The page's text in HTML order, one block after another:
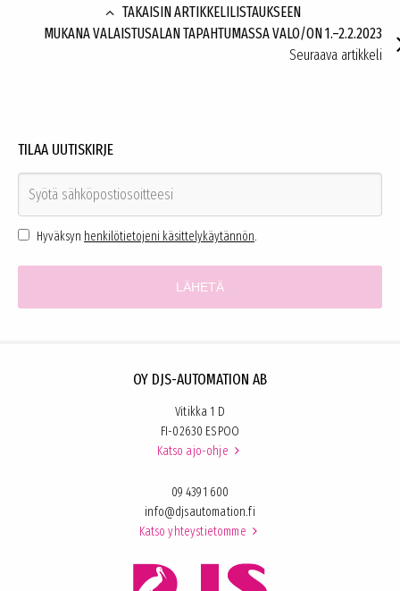
 TAKAISIN ARTIKKELILISTAUKSEEN
MUKANA VALAISTUSALAN TAPAHTUMASSA VALO/ON 1.–2.2.2023
Seuraava artikkeli
TILAA UUTISKIRJE
Hyväksyn henkilötietojeni käsittelykäytännön.
OY DJS-AUTOMATION AB
Vitikka 1 D
FI-02630 ESPOO
Katso ajo-ohje 
09 4391 600
info@djsautomation.fi
Katso yhteystietomme 